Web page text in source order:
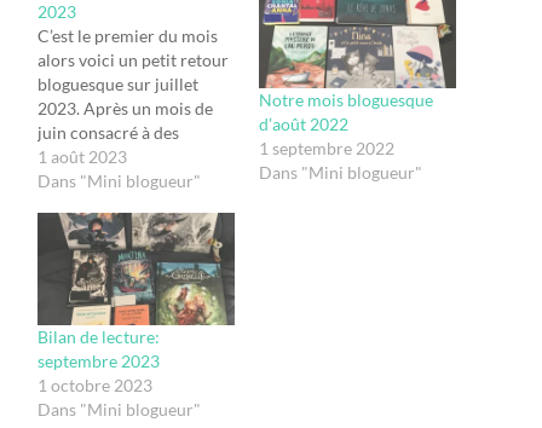
2023
C’est le premier du mois
alors voici un petit retour
bloguesque sur juillet
2023. Après un mois de
juin consacré à des
lectures anglaises avec le
Mois Anglais 2023 et nos
le début de l’été, nous
avons continué ce mois-ci
des lectures semblables.
Voici d’ailleurs mon
petit…
1 août 2023
Dans "Mini blogueur"
Notre mois bloguesque
d’août 2022
1 septembre 2022
Dans "Mini blogueur"
Bilan de lecture:
septembre 2023
1 octobre 2023
Dans "Mini blogueur"